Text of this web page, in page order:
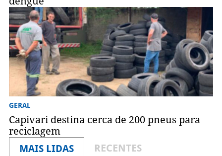
GERAL
Capivari destina cerca de 200 pneus para
reciclagem
MAIS LIDAS
RECENTES